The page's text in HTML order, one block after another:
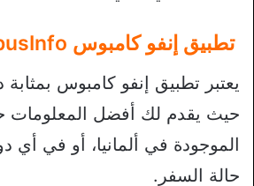
تطبيق إنفو كامبوس CampusInfo
يعتبر تطبيق إنفو كامبوس بمثابة
حيث يقدم لك أفضل المعلومات
الموجودة في ألمانيا، أو في أي
حالة السفر.